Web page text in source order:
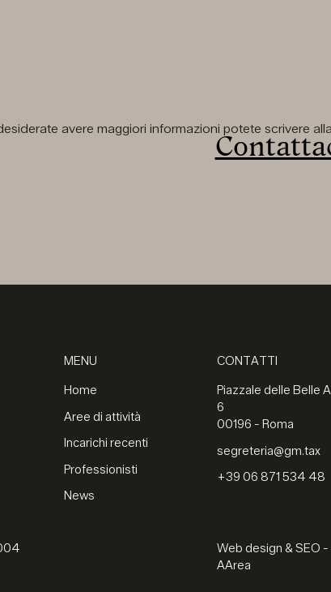
avere maggiori informazioni potete scrivere
MENU
Home
Aree di attività
Incarichi recenti
Professionisti
News
CONTATTI
Piazzale delle Belle
6
00196 - Roma
segreteria@gm.tax
+39 06 871 534 48
Web design & SEO -
AArea